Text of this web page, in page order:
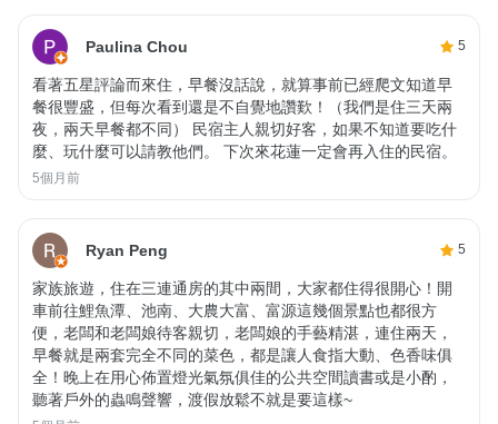
Paulina Chou 5
看著五星評論而來住，早餐沒話說，就算事前已經爬文知道早
餐很豐盛，但每次看到還是不自覺地讚歎！（我們是住三天兩
夜，兩天早餐都不同） 民宿主人親切好客，如果不知道要吃什
麼、玩什麼可以請教他們。 下次來花蓮一定會再入住的民宿。
5個月前
Ryan Peng 5
家族旅遊，住在三連通房的其中兩間，大家都住得很開心！開
車前往鯉魚潭、池南、大農大富、富源這幾個景點也都很方
便，老闆和老闆娘待客親切，老闆娘的手藝精湛，連住兩天，
早餐就是兩套完全不同的菜色，都是讓人食指大動、色香味俱
全！晚上在用心佈置燈光氣氛俱佳的公共空間讀書或是小酌，
聽著戶外的蟲鳴聲響，渡假放鬆不就是要這樣~